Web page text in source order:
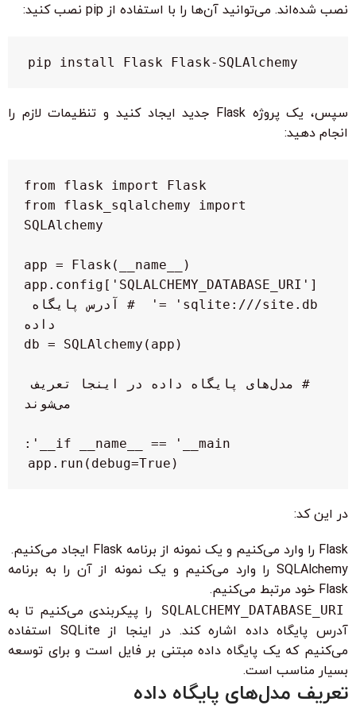
نصب شده‌اند. می‌توانید آن‌ها را با استفاده از pip نصب کنید:
pip install Flask Flask-SQLAlchemy
سپس، یک پروژه Flask جدید ایجاد کنید و تنظیمات لازم را
انجام دهید:
from flask_sqlalchemy import
app.config['SQLALCHEMY_DATABASE_URI']
# مدل‌های پایگاه داده در اینجا تعریف
در این کد:
Flask را وارد می‌کنیم و یک نمونه از برنامه Flask ایجاد می‌کنیم.
SQLAlchemy را وارد می‌کنیم و یک نمونه از آن را به برنامه
Flask خود مرتبط می‌کنیم.
SQLALCHEMY_DATABASE_URI
را پیکربندی می‌کنیم تا به
آدرس پایگاه داده اشاره کند. در اینجا از SQLite استفاده
می‌کنیم که یک پایگاه داده مبتنی بر فایل است و برای توسعه
بسیار مناسب است.
تعریف مدل‌های پایگاه داده